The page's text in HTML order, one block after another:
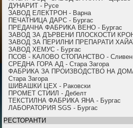
ДУНАРИТ - Русе
ЗАВОД ЕЛЕКТРОН - Варна
ПЕЧАТНИЦА ДАРС - Бургас
ПРЕДАЧНА ФАБРИКА ВЕНО - Бургас
ЗАВОД ЗА ДЪРВЕНИ ПЛОСКОСТИ
ЗАВОД ЗА ПЕРИЛНИ ПРЕПАРАТИ
ЗАВОД ХЕМУС - Бургас
ПСОВ - КАЛОВО СТОПАНСТВО - Сливен
СРЕДНА ГОРА АД - Стара Загора
ФАБРИКА ЗА ПРОИЗВОДСТВО НА
Стара Загора
ШИВАШКИ ЦЕХ - Раковски
ПРОМЕТ СТИИЛ - Дебелт
ТЕКСТИЛНА ФАБРИКА ЯНА - Бургас
ЛАБОРАТОРИЯ SGS - Бургас
РЕСТОРАНТИ